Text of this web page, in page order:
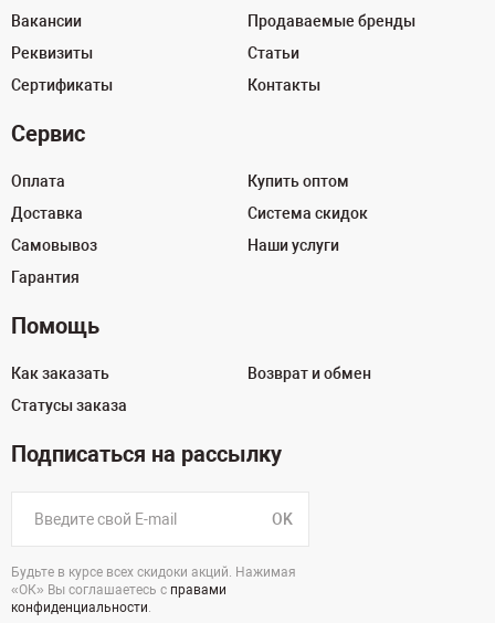
Вакансии
Реквизиты
Сертификаты
Продаваемые бренды
Статьи
Контакты
Сервис
Оплата
Доставка
Самовывоз
Гарантия
Купить оптом
Система скидок
Наши услуги
Помощь
Как заказать
Статусы заказа
Возврат и обмен
Подписаться на рассылку
OK
Будьте в курсе всех скидоки акций. Нажимая
«ОК» Вы соглашаетесь с правами
конфиденциальности.